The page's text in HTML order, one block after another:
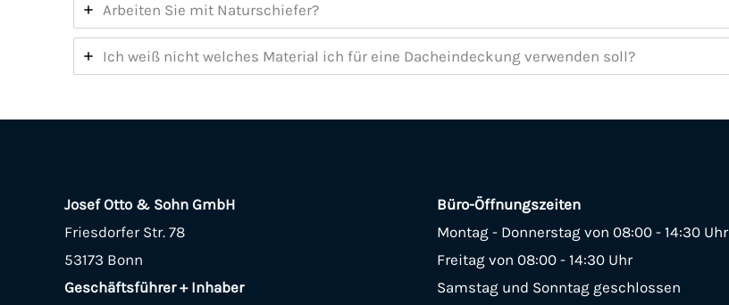
Arbeiten Sie mit Naturschiefer?
Ich weiß nicht welches Material ich für eine Dacheindeckung verwenden soll?
Josef Otto & Sohn GmbH
Friesdorfer Str. 78
53173 Bonn
Geschäftsführer + Inhaber
Büro-Öffnungszeiten
Montag - Donnerstag von 08:00 - 14:30 Uhr
Freitag von 08:00 - 14:30 Uhr
Samstag und Sonntag geschlossen